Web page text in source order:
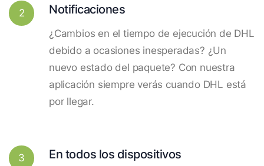
2 Notificaciones
¿Cambios en el tiempo de ejecución de DHL
debido a ocasiones inesperadas? ¿Un
nuevo estado del paquete? Con nuestra
aplicación siempre verás cuando DHL está
por llegar.
3 En todos los dispositivos